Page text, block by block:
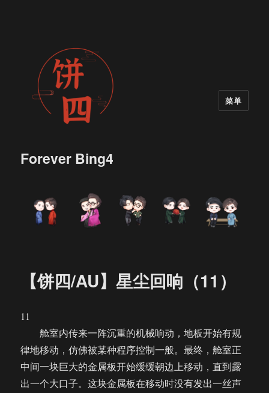
Forever Bing4
菜单
【饼四/AU】星尘回响（11）
11
舱室内传来一阵沉重的机械响动，地板开始有规
律地移动，仿佛被某种程序控制一般。最终，舱室正
中间一块巨大的金属板开始缓缓朝边上移动，直到露
出一个大口子。这块金属板在移动时没有发出一丝声